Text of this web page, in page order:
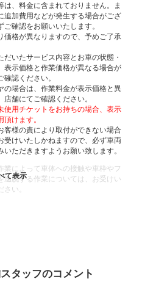
、料金に含まれておりません。ま
追加費用などが発生する場合がござ
確認をお願いいたします。
格が異なりますので、予めご了承
いたサービス内容とお車の状態・
表示価格と作業価格が異なる場合が
認ください。
場合は、作業料金が表示価格と異
舗にてご確認ください。
用チケットをお持ちの場合、表示
けます。
様の責により取付ができない場合
受けいたしかねますので、必ず車両
ただきますようお願い致します。
によって車体への接触や車枠やフ
逸脱する作業については、お受けい
い。
タッフのコメント